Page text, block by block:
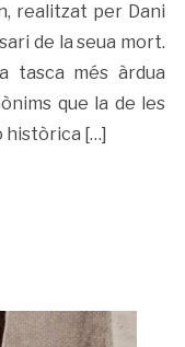
realitzat per Dani
de la seua mort.
tasca més àrdua
que la de les
històrica […]